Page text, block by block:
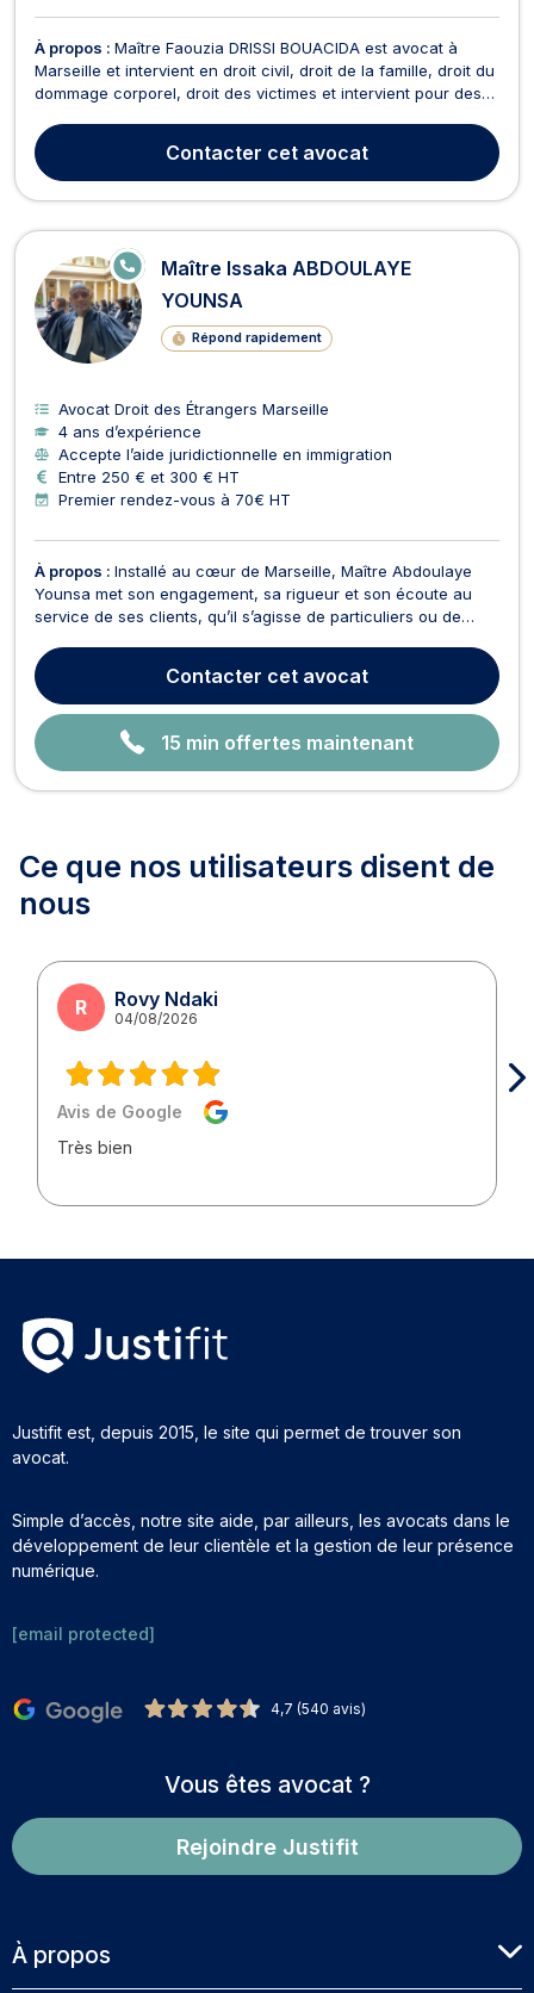
À propos : Maître Faouzia DRISSI BOUACIDA est avocat à
Marseille et intervient en droit civil, droit de la famille, droit du
dommage corporel, droit des victimes et intervient pour des
en droit civil, plus précisément pour les affaires impliquant le
droit du dommage corpor...
Contacter cet avocat
Maître Issaka ABDOULAYE
YOUNSA
Répond rapidement
E
N
LI
G
N
E
Avocat Droit des Étrangers Marseille
4 ans d’expérience
Accepte l’aide juridictionnelle en immigration
Entre 250 € et 300 € HT
Premier rendez-vous à 70€ HT
À propos : Installé au cœur de Marseille, Maître Abdoulaye
Younsa met son engagement, sa rigueur et son écoute au
service de ses clients, qu’il s’agisse de particuliers ou de
droit et d’une expérience concrète du terrain judiciaire, il
intervient dans plusieurs domaines clés...
Contacter cet avocat
15 min offertes maintenant
Ce que nos utilisateurs disent de
nous
R Rovy Ndaki
04/08/2026
Avis de Google
Très bien
Justifit est, depuis 2015, le site qui permet de trouver son
avocat.
Simple d’accès, notre site aide, par ailleurs, les avocats dans le
développement de leur clientèle et la gestion de leur présence
numérique.
[email protected]
4,7 (540 avis)
Vous êtes avocat ?
Rejoindre Justifit
À propos